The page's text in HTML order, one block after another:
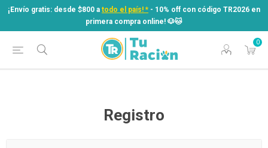
¡Envío gratis: desde $800 a todo el país! * - 10% off con código TR2026 en
primera compra online! ​🐶​🐱
0
¡Envío gratis: desde $800 atodo el país! *
- 10% off con código TR2026 en
primera compra online! ​🐶​🐱
Registro